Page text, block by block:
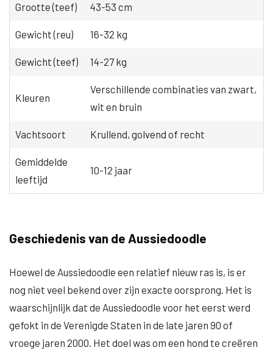
Grootte (teef) 43-53 cm
Gewicht (reu) 16-32 kg
Gewicht (teef) 14-27 kg
Kleuren
Verschillende combinaties van zwart,
wit en bruin
Vachtsoort Krullend, golvend of recht
Gemiddelde
leeftijd
10-12 jaar
Geschiedenis van de Aussiedoodle
Hoewel de Aussiedoodle een relatief nieuw ras is, is er
nog niet veel bekend over zijn exacte oorsprong. Het is
waarschijnlijk dat de Aussiedoodle voor het eerst werd
gefokt in de Verenigde Staten in de late jaren 90 of
vroege jaren 2000. Het doel was om een hond te creëren